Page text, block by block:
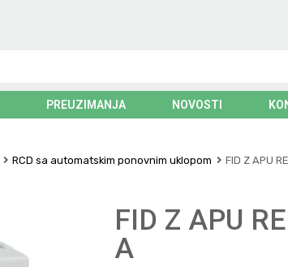
PREUZIMANJA NOVOSTI
RCD sa automatskim ponovnim uklopom FID Z APU
FID Z APU
A